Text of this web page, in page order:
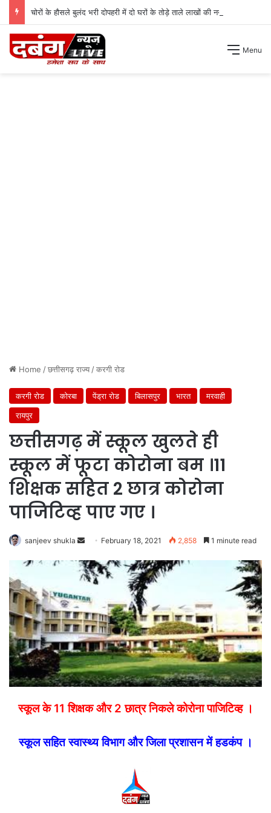
Menu
Home /छत्तीसगढ़ राज्य/करगी रोड
करगी रोड कोरबा पेंड्रा रोड बिलासपुर भारत
मरवाही
रायपुर
छत्तीसगढ़ में स्कूल खुलते ही
स्कूल में फूटा कोरोना बम ।11
शिक्षक सहित 2 छात्र कोरोना
पाजिटिव्ह पाए गए ।
sanjeev shukla
Send
email
February 18, 2021 2,858 1 minute read
स्कूल के 11 शिक्षक और 2 छात्र निकले कोरोना पाजिटिव्ह ।
स्कूल सहित स्वास्थ्य विभाग और जिला प्रशासन में हडकंप ।